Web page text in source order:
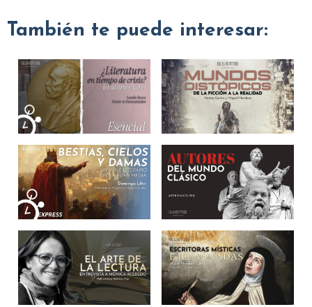
También te puede interesar: